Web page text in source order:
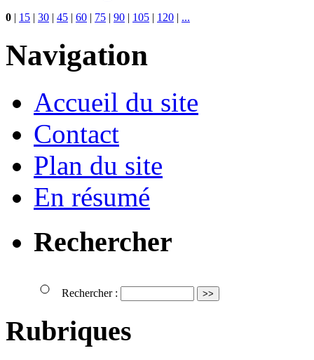
0 | 15 | 30 | 45 | 60 | 75 | 90 | 105 | 120 | ...
Navigation
Accueil du site
Contact
Plan du site
En résumé
Rechercher
Rechercher :
Rubriques